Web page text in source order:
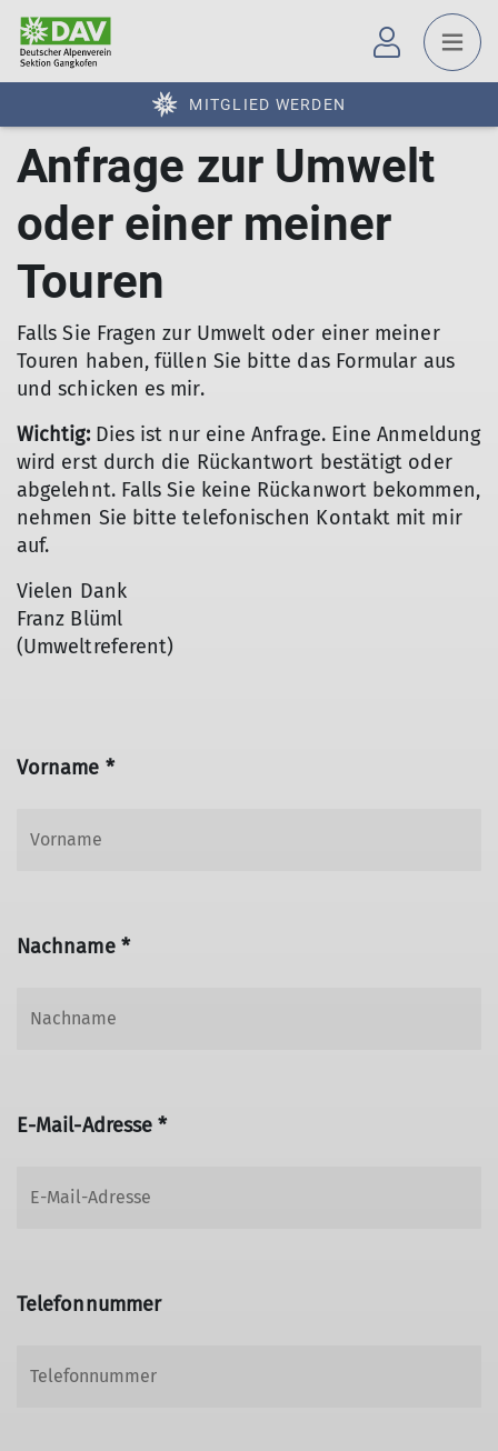
MITGLIED WERDEN
Anfrage zur Umwelt
oder einer meiner
Touren
Falls Sie Fragen zur Umwelt oder einer meiner
Touren haben, füllen Sie bitte das Formular aus
und schicken es mir.
Wichtig:Dies ist nur eine Anfrage. Eine Anmeldung
wird erst durch die Rückantwort bestätigt oder
abgelehnt. Falls Sie keine Rückanwort bekommen,
nehmen Sie bitte telefonischen Kontakt mit mir
auf.
Vielen Dank
Franz Blüml
(Umweltreferent)
Vorname *
Nachname *
E-Mail-Adresse *
Telefonnummer